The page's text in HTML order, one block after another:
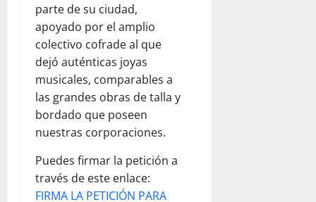
parte de su ciudad,
apoyado por el amplio
colectivo cofrade al que
dejó auténticas joyas
musicales, comparables a
las grandes obras de talla y
bordado que poseen
nuestras corporaciones.
Puedes firmar la petición a
través de este enlace:
FIRMA LA PETICIÓN PARA